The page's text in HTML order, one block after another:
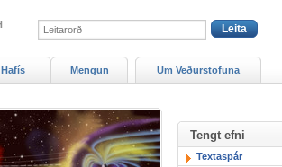
Tengt efni
Textaspár
Hafís Mengun Um Veðurstofuna